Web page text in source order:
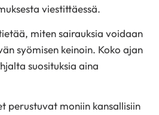
viestittäessä.
miten sairauksia voidaan
syömisen keinoin. Koko ajan
suosituksia aina
perustuvat moniin kansallisiin